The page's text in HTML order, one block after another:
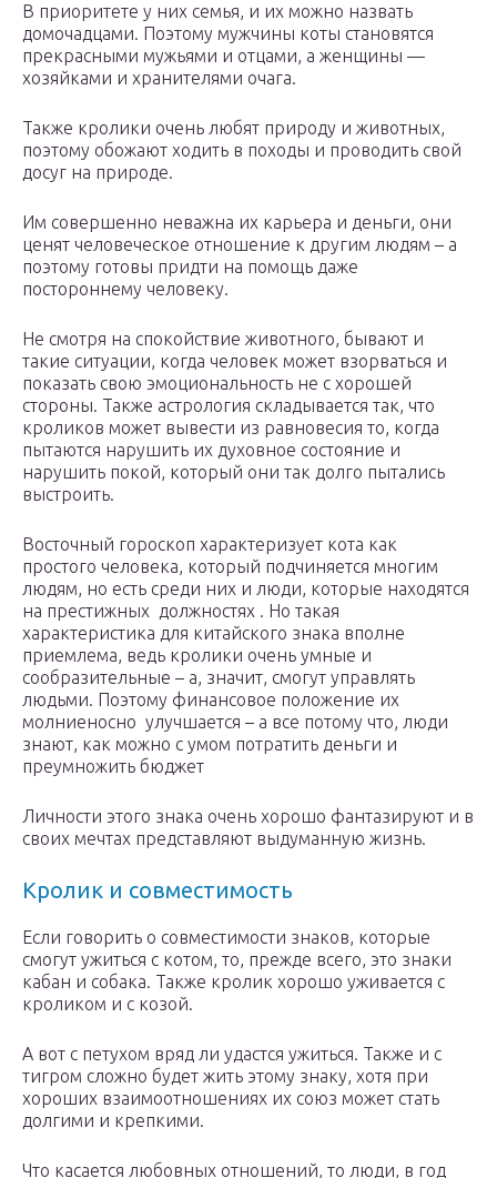
В приоритете у них семья, и их можно назвать
домочадцами. Поэтому мужчины коты становятся
прекрасными мужьями и отцами, а женщины —
хозяйками и хранителями очага.
Также кролики очень любят природу и животных,
поэтому обожают ходить в походы и проводить свой
досуг на природе.
Им совершенно неважна их карьера и деньги, они
ценят человеческое отношение к другим людям – а
поэтому готовы придти на помощь даже
постороннему человеку.
Не смотря на спокойствие животного, бывают и
такие ситуации, когда человек может взорваться и
показать свою эмоциональность не с хорошей
стороны. Также астрология складывается так, что
кроликов может вывести из равновесия то, когда
пытаются нарушить их духовное состояние и
нарушить покой, который они так долго пытались
выстроить.
Восточный гороскоп характеризует кота как
простого человека, который подчиняется многим
людям, но есть среди них и люди, которые находятся
на престижных должностях . Но такая
характеристика для китайского знака вполне
приемлема, ведь кролики очень умные и
сообразительные – а, значит, смогут управлять
людьми. Поэтому финансовое положение их
молниеносно улучшается – а все потому что, люди
знают, как можно с умом потратить деньги и
преумножить бюджет
Личности этого знака очень хорошо фантазируют и в
своих мечтах представляют выдуманную жизнь.
Кролик и совместимость
Если говорить о совместимости знаков, которые
смогут ужиться с котом, то, прежде всего, это знаки
кабан и собака. Также кролик хорошо уживается с
кроликом и с козой.
А вот с петухом вряд ли удастся ужиться. Также и с
тигром сложно будет жить этому знаку, хотя при
хороших взаимоотношениях их союз может стать
долгими и крепкими.
Что касается любовных отношений, то люди, в год